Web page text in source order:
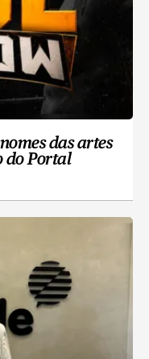
das artes
do Portal